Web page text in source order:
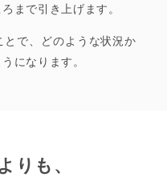
まで引き上げます。
で、どのような状況か
になります。
りも 、